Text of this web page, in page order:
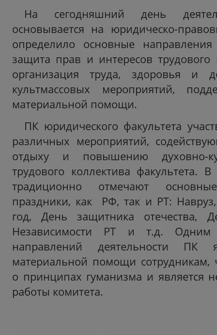
На сегодняшний день
основывается на юридическо-
определило основные
защита прав и интересов трудового
организация труда, здоровья и
культмассовых мероприятий,
материальной помощи.
ПК юридического факультета
различных мероприятий,
отдыху и повышению духовно-
трудового коллектива факультета.
традиционно отмечают основные
праздники, как РФ, так и РТ:
год, День защитника отечества,
Независимости РТ и т.д. Одним
направлений деятельности ПК
материальной помощи сотрудникам,
о принципах гуманизма и является
работы комитета.